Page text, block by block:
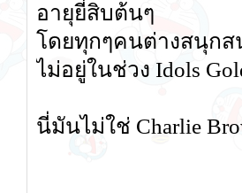
อายุยี่สิบต้นๆ
โดยทุกๆคนต่างสนุกส
ไม่อยู่ในช่วง Idols
นี่มันไม่ใช่ Charlie